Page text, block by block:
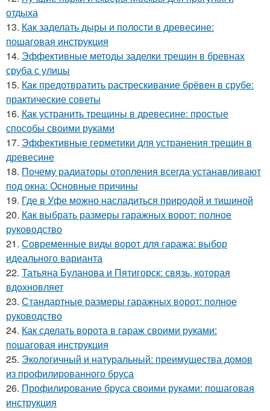
отдыха
13. Как заделать дыры и полости в древесине:
пошаговая инструкция
14. Эффективные методы заделки трещин в бревнах
сруба с улицы
15. Как предотвратить растрескивание брёвен в срубе:
практические советы
16. Как устранить трещины в древесине: простые
способы своими руками
17. Эффективные герметики для устранения трещин в
древесине
18. Почему радиаторы отопления всегда устанавливают
под окна: Основные причины
19. Где в Уфе можно насладиться природой и тишиной
20. Как выбрать размеры гаражных ворот: полное
руководство
21. Современные виды ворот для гаража: выбор
идеального варианта
22. Татьяна Буланова и Пятигорск: связь, которая
вдохновляет
23. Стандартные размеры гаражных ворот: полное
руководство
24. Как сделать ворота в гараж своими руками:
пошаговая инструкция
25. Экологичный и натуральный: преимущества домов
из профилированного бруса
26. Профилирование бруса своими руками: пошаговая
инструкция